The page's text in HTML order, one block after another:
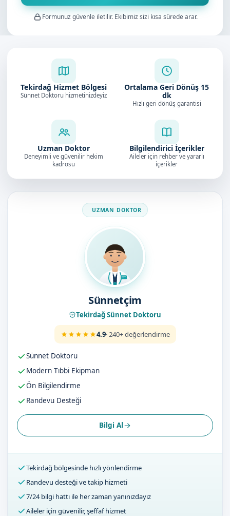
Formunuz güvenle iletilir. Ekibimiz sizi kısa sürede arar.
Tekirdağ Hizmet Bölgesi
Sünnet Doktoru hizmetinizdeyiz
Ortalama Geri Dönüş 15
dk
Hızlı geri dönüş garantisi
Uzman Doktor
Deneyimli ve güvenilir hekim
kadrosu
Bilgilendirici İçerikler
Aileler için rehber ve yararlı
içerikler
Doktorumuz
Sünnetçim
Tekirdağ Sünnet Doktoru
4.9· 240+ değerlendirme
Sünnet Doktoru
Modern Tıbbi Ekipman
Ön Bilgilendirme
Randevu Desteği
Bilgi Al
Tekirdağ bölgesinde hızlı yönlendirme
Randevu desteği ve takip hizmeti
7/24 bilgi hattı ile her zaman yanınızdayız
Aileler için güvenilir, şeffaf hizmet